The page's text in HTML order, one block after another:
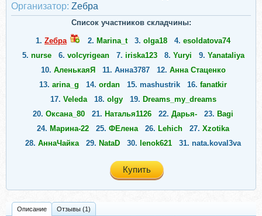
Организатор: Zебра
Список участников складчины:
1. Zебра 2. Marina_t 3. olga18 4. esoldatova74
5. nurse 6. volcyrigean 7. iriska123 8. Yuryi 9. Yanataliya
10. АленькаяЯ 11. Анна3787 12. Анна Стаценко
13. arina_g 14. ordan 15. mashustrik 16. fanatkir
17. Veleda 18. olgy 19. Dreams_my_dreams
20. Оксана_80 21. Наталья1126 22. Дарья- 23. Bagi
24. Марина-22 25. ФЕлена 26. Lehich 27. Xzotika
28. АннаЧайка 29. NataD 30. lenok621 31. nata.koval3va
Купить
Описание Отзывы (1)